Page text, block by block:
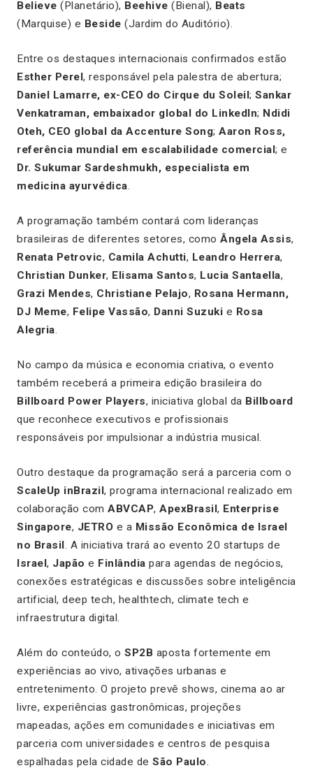
Believe (Planetário), Beehive (Bienal), Beats
(Marquise) e Beside (Jardim do Auditório).
Entre os destaques internacionais confirmados estão
Esther Perel, responsável pela palestra de abertura;
Daniel Lamarre, ex-CEO do Cirque du Soleil; Sankar
Venkatraman, embaixador global do LinkedIn; Ndidi
Oteh, CEO global da Accenture Song; Aaron Ross,
referência mundial em escalabilidade comercial; e
Dr. Sukumar Sardeshmukh, especialista em
medicina ayurvédica.
A programação também contará com lideranças
brasileiras de diferentes setores, como Ângela Assis,
Renata Petrovic, Camila Achutti, Leandro Herrera,
Christian Dunker, Elisama Santos, Lucia Santaella,
Grazi Mendes, Christiane Pelajo, Rosana Hermann,
DJ Meme, Felipe Vassão, Danni Suzuki e Rosa
Alegria.
No campo da música e economia criativa, o evento
também receberá a primeira edição brasileira do
Billboard Power Players, iniciativa global da Billboard
que reconhece executivos e profissionais
responsáveis por impulsionar a indústria musical.
Outro destaque da programação será a parceria com o
ScaleUp inBrazil, programa internacional realizado em
colaboração com ABVCAP, ApexBrasil, Enterprise
Singapore, JETRO e a Missão Econômica de Israel
no Brasil. A iniciativa trará ao evento 20 startups de
Israel, Japão e Finlândia para agendas de negócios,
conexões estratégicas e discussões sobre inteligência
artificial, deep tech, healthtech, climate tech e
infraestrutura digital.
Além do conteúdo, o SP2B aposta fortemente em
experiências ao vivo, ativações urbanas e
entretenimento. O projeto prevê shows, cinema ao ar
livre, experiências gastronômicas, projeções
mapeadas, ações em comunidades e iniciativas em
parceria com universidades e centros de pesquisa
espalhadas pela cidade de São Paulo.